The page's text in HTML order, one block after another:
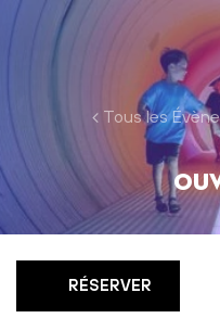
Aller au contenu
Tous les
RÉSERVER